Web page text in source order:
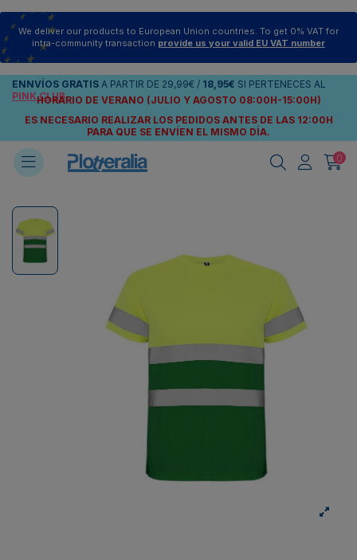
We deliver our products to European Union countries. To get 0% VAT for
intra-community transaction provide us your valid EU VAT number
ENNVÍOS GRATIS A PARTIR DE 29,99€ / 18,95€ SI PERTENECES AL
PINK CLUB
HORARIO DE VERANO (JULIO Y AGOSTO 08:00H-15:00H)
ES NECESARIO REALIZAR LOS PEDIDOS ANTES DE LAS 12:00H
PARA QUE SE ENVÍEN EL MISMO DÍA.
0